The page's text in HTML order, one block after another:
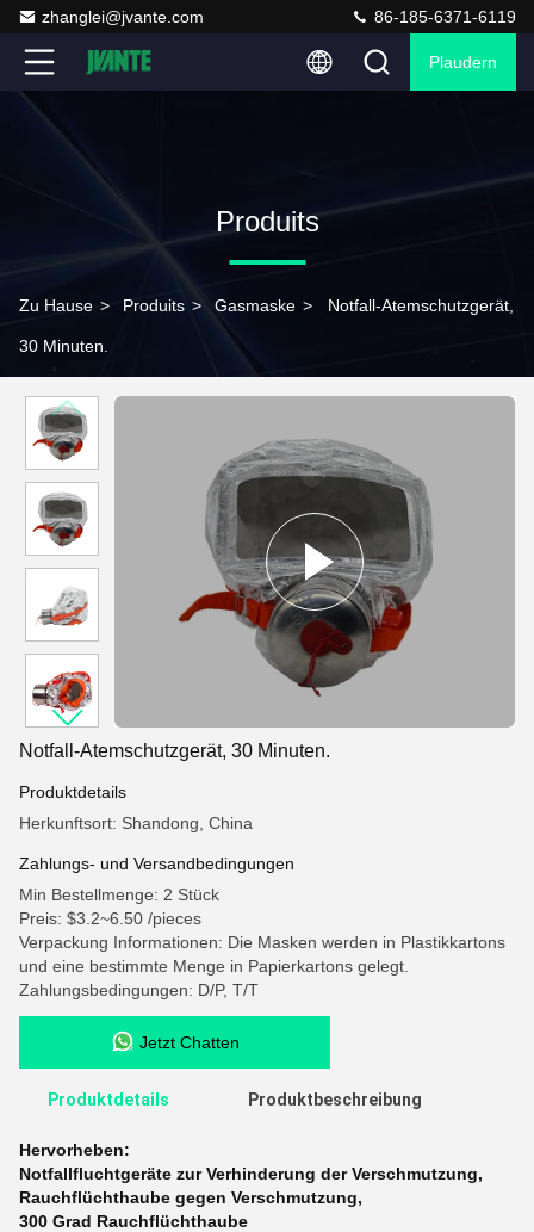
zhanglei@jvante.com 86-185-6371-6119
Plaudern
Produits
Zu Hause > Produits > Gasmaske > Notfall-Atemschutzgerät,
30 Minuten.
Notfall-Atemschutzgerät, 30 Minuten.
Produktdetails
Herkunftsort: Shandong, China
Zahlungs- und Versandbedingungen
Min Bestellmenge: 2 Stück
Preis: $3.2~6.50 /pieces
Verpackung Informationen: Die Masken werden in Plastikkartons
und eine bestimmte Menge in Papierkartons gelegt.
Zahlungsbedingungen: D/P, T/T
Jetzt Chatten
Produktdetails Produktbeschreibung
Hervorheben:
Notfallfluchtgeräte zur Verhinderung der Verschmutzung,
Rauchflüchthaube gegen Verschmutzung,
300 Grad Rauchflüchthaube